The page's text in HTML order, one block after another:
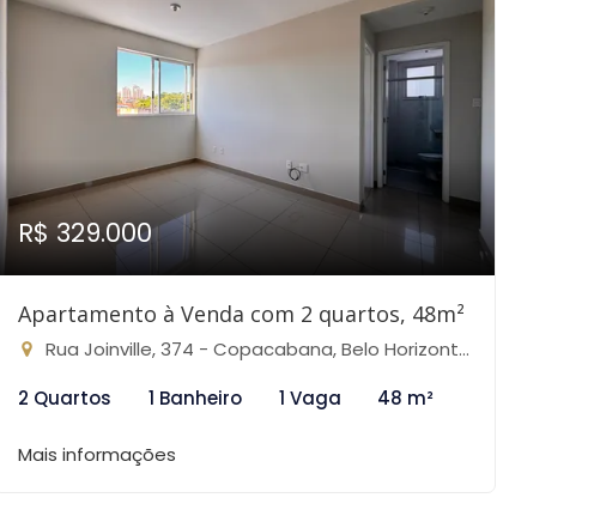
R$ 329.000
Apartamento à Venda com 2 quartos, 48m²
Rua Joinville, 374 - Copacabana, Belo Horizonte-MG
2 Quartos
1 Banheiro 1 Vaga 48 m²
Mais informações